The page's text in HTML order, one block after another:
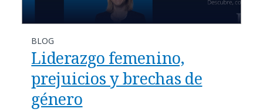
BLOG
Liderazgo femenino,
prejuicios y brechas de
género